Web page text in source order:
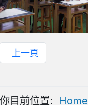
上一頁
你目前位置: Home